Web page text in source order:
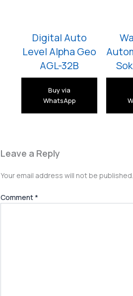
Digital Auto
Level Alpha Geo
AGL-32B
Buy via
WhatsApp
Leave a Reply
Your email address will not be published.
Comment *